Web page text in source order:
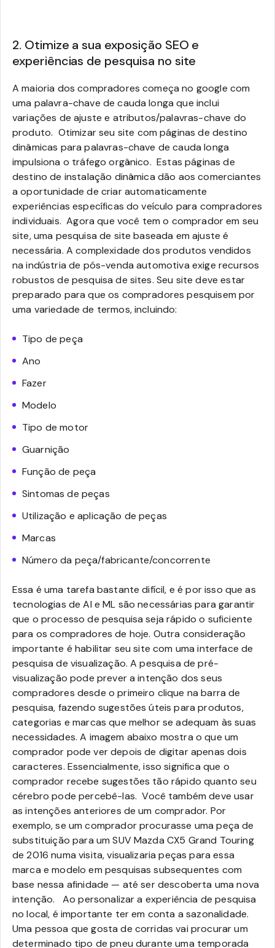
2. Otimize a sua exposição SEO e
experiências de pesquisa no site
A maioria dos compradores começa no google com
uma palavra-chave de cauda longa que inclui
variações de ajuste e atributos/palavras-chave do
produto. Otimizar seu site com páginas de destino
dinâmicas para palavras-chave de cauda longa
impulsiona o tráfego orgânico. Estas páginas de
destino de instalação dinâmica dão aos comerciantes
a oportunidade de criar automaticamente
experiências específicas do veículo para compradores
individuais. Agora que você tem o comprador em seu
site, uma pesquisa de site baseada em ajuste é
necessária. A complexidade dos produtos vendidos
na indústria de pós-venda automotiva exige recursos
robustos de pesquisa de sites. Seu site deve estar
preparado para que os compradores pesquisem por
uma variedade de termos, incluindo:
Tipo de peça
Ano
Fazer
Modelo
Tipo de motor
Guarnição
Função de peça
Sintomas de peças
Utilização e aplicação de peças
Marcas
Número da peça/fabricante/concorrente
Essa é uma tarefa bastante difícil, e é por isso que as
tecnologias de AI e ML são necessárias para garantir
que o processo de pesquisa seja rápido o suficiente
para os compradores de hoje. Outra consideração
importante é habilitar seu site com uma interface de
pesquisa de visualização. A pesquisa de pré-
visualização pode prever a intenção dos seus
compradores desde o primeiro clique na barra de
pesquisa, fazendo sugestões úteis para produtos,
categorias e marcas que melhor se adequam às suas
necessidades. A imagem abaixo mostra o que um
comprador pode ver depois de digitar apenas dois
caracteres. Essencialmente, isso significa que o
comprador recebe sugestões tão rápido quanto seu
cérebro pode percebê-las. Você também deve usar
as intenções anteriores de um comprador. Por
exemplo, se um comprador procurasse uma peça de
substituição para um SUV Mazda CX5 Grand Touring
de 2016 numa visita, visualizaria peças para essa
marca e modelo em pesquisas subsequentes com
base nessa afinidade — até ser descoberta uma nova
intenção.
Ao personalizar a experiência de pesquisa
no local, é importante ter em conta a sazonalidade.
Uma pessoa que gosta de corridas vai procurar um
determinado tipo de pneu durante uma temporada